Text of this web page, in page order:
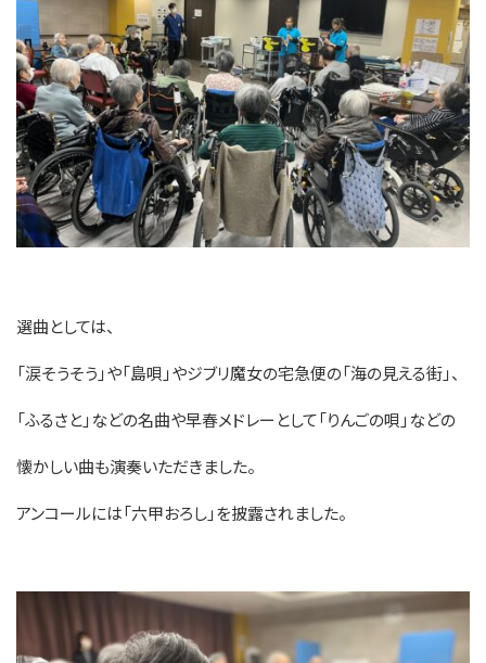
選曲としては、
「涙そうそう」や「島唄」やジブリ魔女の宅急便の「海の見える街」、
「ふるさと」などの名曲や早春メドレーとして「りんごの唄」などの
懐かしい曲も演奏いただきました。
アンコールには「六甲おろし」を披露されました。